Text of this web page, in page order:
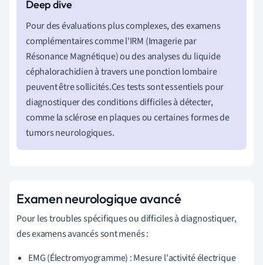
Pour des évaluations plus complexes, des examens
complémentaires comme l'IRM (Imagerie par
Résonance Magnétique) ou des analyses du liquide
céphalorachidien à travers une ponction lombaire
peuvent être sollicités.Ces tests sont essentiels pour
diagnostiquer des conditions difficiles à détecter,
comme la sclérose en plaques ou certaines formes de
tumors neurologiques.
Examen neurologique avancé
Pour les troubles spécifiques ou difficiles à diagnostiquer,
des examens avancés sont menés :
EMG (Électromyogramme) : Mesure l'activité électrique